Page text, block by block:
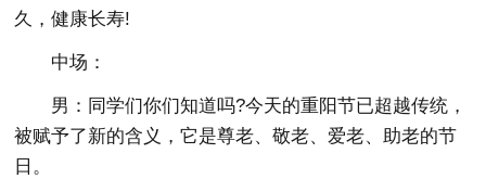
久，健康长寿!
中场：
男：同学们你们知道吗?今天的重阳节已超越传统，
被赋予了新的含义，它是尊老、敬老、爱老、助老的节
日。